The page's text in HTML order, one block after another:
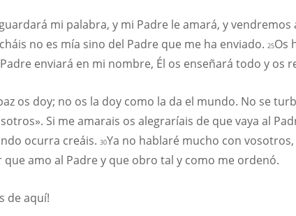
mi palabra, y mi Padre le amará, y vendremos
no es mía sino del Padre que me ha enviado. 25Os
enviará en mi nombre, Él os enseñará todo y os
os doy; no os la doy como la da el mundo. No se
Si me amarais os alegraríais de que vaya al
ocurra creáis. 30Ya no hablaré mucho con
amo al Padre y que obro tal y como me ordenó.
de aquí!